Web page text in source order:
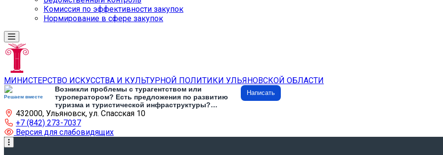
Комиссия по эффективности закупок
Нормирование в сфере закупок
МИНИСТЕРСТВО ИСКУССТВА И КУЛЬТУРНОЙ ПОЛИТИКИ УЛЬЯНОВСКОЙ ОБЛАСТИ
Решаем вместе
Возникли проблемы с турагентством или
туроператором? Есть предложения по развитию
туризма и туристической инфраструктуры?
Напишите об этом
Написать
432000, Ульяновск, ул. Спасская 10
+7 (842) 273-7037
Версия для слабовидящих